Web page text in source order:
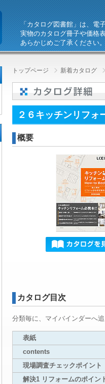
「カタログ図書館」は、電
実物のカタログ冊子や価格
あらかじめご了承ください
トップページ 新着カタログ
２６キッチンリフォ
概要
カタログ目次
分類毎に、マイバインダーへ
表紙
contents
現場調査チェックポイント
解決1 リフォームのポイン